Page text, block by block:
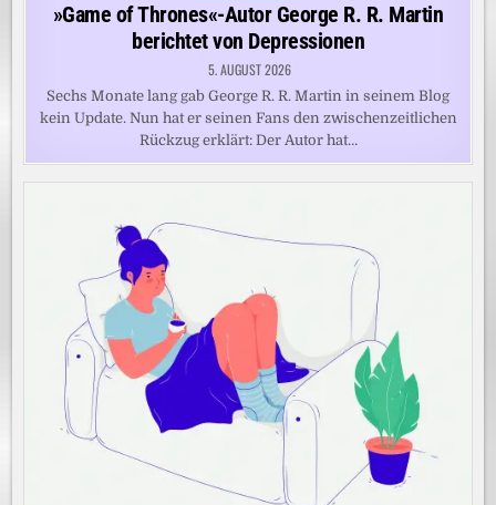
»Game of Thrones«-Autor George R. R. Martin
berichtet von Depressionen
5. AUGUST 2026
Sechs Monate lang gab George R. R. Martin in seinem Blog
kein Update. Nun hat er seinen Fans den zwischenzeitlichen
Rückzug erklärt: Der Autor hat…